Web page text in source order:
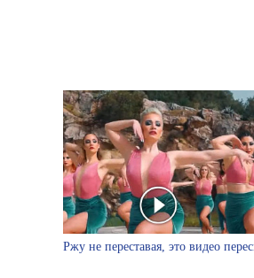
Ржу не переставая, это видео